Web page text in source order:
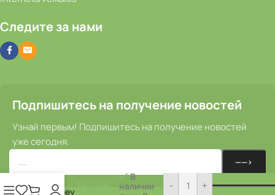
Следите за нами
Подпишитесь на получение новостей
Узнай первым! Подпишитесь на получение новостей
уже сегодня.
Sturmey
В
наличии
- +